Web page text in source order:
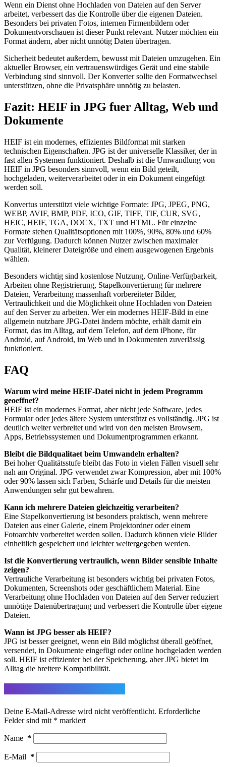
Wenn ein Dienst ohne Hochladen von Dateien auf den Server
arbeitet, verbessert das die Kontrolle über die eigenen Dateien.
Besonders bei privaten Fotos, internen Firmenbildern oder
Dokumentvorschauen ist dieser Punkt relevant. Nutzer möchten ein
Format ändern, aber nicht unnötig Daten übertragen.
Sicherheit bedeutet außerdem, bewusst mit Dateien umzugehen. Ein
aktueller Browser, ein vertrauenswürdiges Gerät und eine stabile
Verbindung sind sinnvoll. Der Konverter sollte den Formatwechsel
unterstützen, ohne die Privatsphäre unnötig zu belasten.
Fazit: HEIF in JPG fuer Alltag, Web und
Dokumente
HEIF ist ein modernes, effizientes Bildformat mit starken
technischen Eigenschaften. JPG ist der universelle Klassiker, der in
fast allen Systemen funktioniert. Deshalb ist die Umwandlung von
HEIF in JPG besonders sinnvoll, wenn ein Bild geteilt,
hochgeladen, weiterverarbeitet oder in ein Dokument eingefügt
werden soll.
Konvertus unterstützt viele wichtige Formate: JPG, JPEG, PNG,
WEBP, AVIF, BMP, PDF, ICO, GIF, TIFF, TIF, CUR, SVG,
HEIC, HEIF, TGA, DOCX, TXT und HTML. Für einzelne
Formate stehen Qualitätsoptionen mit 100%, 90%, 80% und 60%
zur Verfügung. Dadurch können Nutzer zwischen maximaler
Qualität, kleinerer Dateigröße und einem ausgewogenen Ergebnis
wählen.
Besonders wichtig sind kostenlose Nutzung, Online-Verfügbarkeit,
Arbeiten ohne Registrierung, Stapelkonvertierung für mehrere
Dateien, Verarbeitung massenhaft vorbereiteter Bilder,
Vertraulichkeit und die Möglichkeit ohne Hochladen von Dateien
auf den Server zu arbeiten. Wer ein modernes HEIF-Bild in eine
allgemein nutzbare JPG-Datei ändern möchte, erhält damit ein
Format, das im Alltag, auf dem Telefon, auf dem iPhone, für
Android, auf Android, im Web und in Dokumenten zuverlässig
funktioniert.
FAQ
Warum wird meine HEIF-Datei nicht in jedem Programm
geoeffnet?
HEIF ist ein modernes Format, aber nicht jede Software, jedes
Formular oder jedes ältere System unterstützt es vollständig. JPG ist
deutlich weiter verbreitet und wird von den meisten Browsern,
Apps, Betriebssystemen und Dokumentprogrammen erkannt.
Bleibt die Bildqualitaet beim Umwandeln erhalten?
Bei hoher Qualitätsstufe bleibt das Foto in vielen Fällen visuell sehr
nah am Original. JPG verwendet zwar Kompression, aber mit 100%
oder 90% lassen sich Farben, Schärfe und Details für die meisten
Anwendungen sehr gut bewahren.
Kann ich mehrere Dateien gleichzeitig verarbeiten?
Eine Stapelkonvertierung ist besonders praktisch, wenn mehrere
Dateien aus einer Galerie, einem Projektordner oder einem
Fotoarchiv vorbereitet werden sollen. Dadurch können viele Bilder
einheitlich gespeichert und leichter weitergegeben werden.
Ist die Konvertierung vertraulich, wenn Bilder sensible Inhalte
zeigen?
Vertrauliche Verarbeitung ist besonders wichtig bei privaten Fotos,
Dokumenten, Screenshots oder geschäftlichem Material. Eine
Verarbeitung ohne Hochladen von Dateien auf den Server reduziert
unnötige Datenübertragung und verbessert die Kontrolle über eigene
Dateien.
Wann ist JPG besser als HEIF?
JPG ist besser geeignet, wenn ein Bild möglichst überall geöffnet,
versendet, in Dokumente eingefügt oder online hochgeladen werden
soll. HEIF ist effizienter bei der Speicherung, aber JPG bietet im
Alltag die breitere Kompatibilität.
Deine E-Mail-Adresse wird nicht veröffentlicht. Erforderliche
Felder sind mit * markiert
Name *
E-Mail *